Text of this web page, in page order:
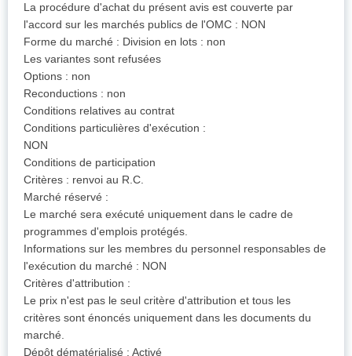
La procédure d'achat du présent avis est couverte par
l'accord sur les marchés publics de l'OMC : NON
Forme du marché : Division en lots : non
Les variantes sont refusées
Options : non
Reconductions : non
Conditions relatives au contrat
Conditions particulières d'exécution :
NON
Conditions de participation
Critères : renvoi au R.C.
Marché réservé :
Le marché sera exécuté uniquement dans le cadre de
programmes d'emplois protégés.
Informations sur les membres du personnel responsables de
l'exécution du marché : NON
Critères d'attribution :
Le prix n'est pas le seul critère d'attribution et tous les
critères sont énoncés uniquement dans les documents du
marché.
Dépôt dématérialisé : Activé